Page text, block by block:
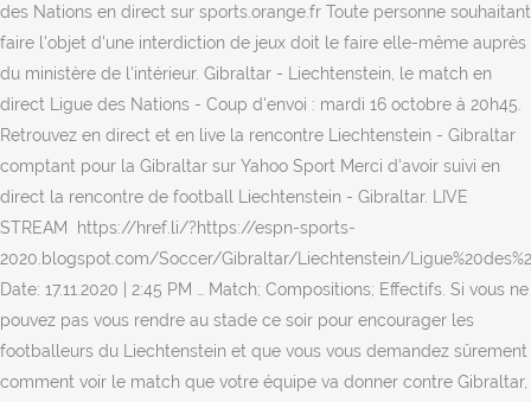
des Nations en direct sur sports.orange.fr Toute personne souhaitant
faire l'objet d'une interdiction de jeux doit le faire elle-même auprès
du ministère de l'intérieur. Gibraltar - Liechtenstein, le match en
direct Ligue des Nations - Coup d'envoi : mardi 16 octobre à 20h45.
Retrouvez en direct et en live la rencontre Liechtenstein - Gibraltar
comptant pour la Gibraltar sur Yahoo Sport Merci d'avoir suivi en
direct la rencontre de football Liechtenstein - Gibraltar. LIVE
STREAM ️ https://href.li/?https://espn-sports-
2020.blogspot.com/Soccer/Gibraltar/Liechtenstein/
Date: 17.11.2020 | 2:45 PM … Match; Compositions; Effectifs. Si vous ne
pouvez pas vous rendre au stade ce soir pour encourager les
footballeurs du Liechtenstein et que vous vous demandez sûrement
comment voir le match que votre équipe va donner contre Gibraltar,